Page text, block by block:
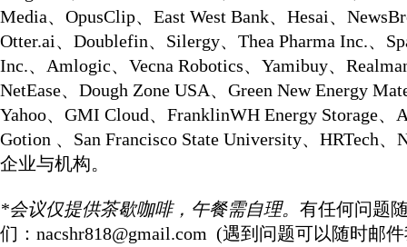
Media、OpusClip、East West Bank、Hesai、
Otter.ai、Doublefin、Silergy、Thea Pharma Inc.、
Inc.、Amlogic、Vecna Robotics、Yamibuy、
NetEase、Dough Zone USA、Green New Energy
Yahoo、GMI Cloud、FranklinWH Energy Storage、
Gotion 、San Francisco State University、HRTech、
企业与机构。
*会议仅提供茶歇咖啡，午餐需自理。 有任何问题
们：nacshr818@gmail.com (遇到问题可以随时邮